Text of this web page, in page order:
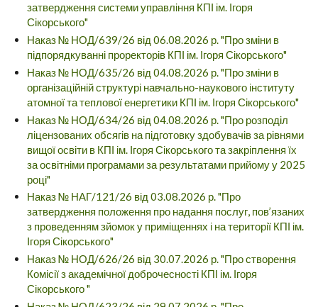
затвердження системи управління КПІ ім. Ігоря
Сікорського"
Наказ № НОД/639/26 від 06.08.2026 р. "Про зміни в
підпорядкуванні проректорів КПІ ім. Ігоря Сікорського"
Наказ № НОД/635/26 від 04.08.2026 р. "Про зміни в
організаційній структурі навчально-наукового інституту
атомної та теплової енергетики КПІ ім. Ігоря Сікорського"
Наказ № НОД/634/26 від 04.08.2026 р. "Про розподіл
ліцензованих обсягів на підготовку здобувачів за рівнями
вищої освіти в КПІ ім. Ігоря Сікорського та закріплення їх
за освітніми програмами за результатами прийому у 2025
році"
Наказ № НАГ/121/26 від 03.08.2026 р. "Про
затвердження положення про надання послуг, пов’язаних
з проведенням зйомок у приміщеннях і на території КПІ ім.
Ігоря Сікорського"
Наказ № НОД/626/26 від 30.07.2026 р. "Про створення
Комісії з академічної доброчесності КПІ ім. Ігоря
Сікорського "